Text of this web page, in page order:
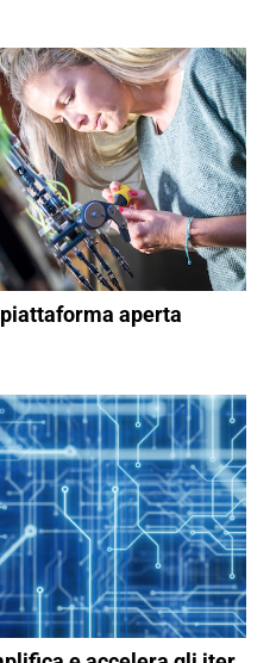
aperta